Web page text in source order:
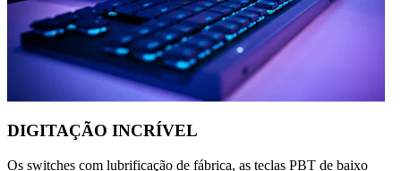
DIGITAÇÃO INCRÍVEL
Os switches com lubrificação de fábrica, as teclas PBT de baixo